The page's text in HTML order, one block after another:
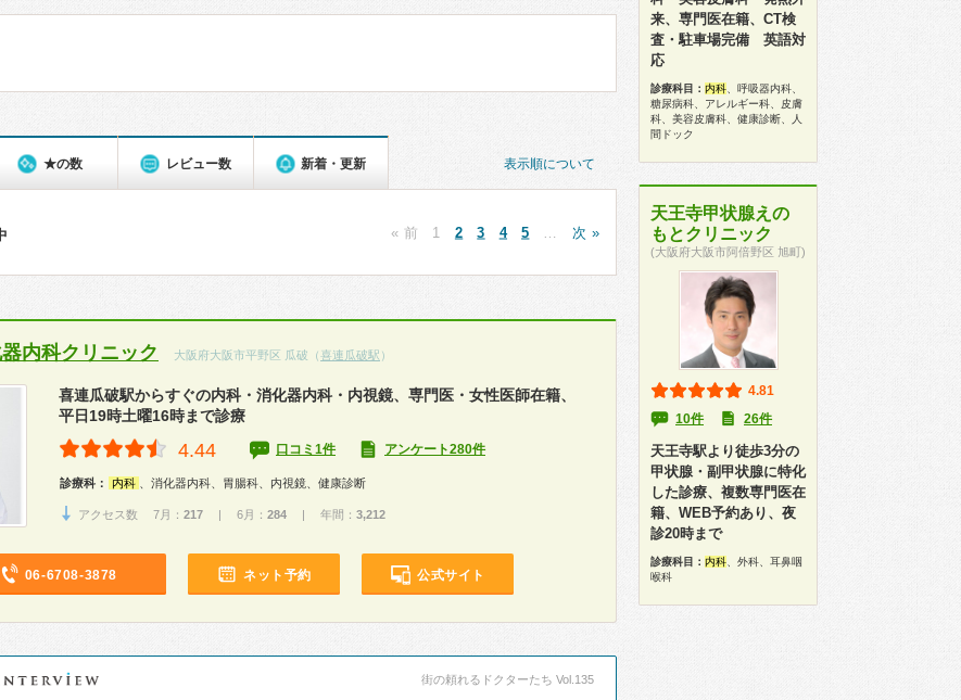
表示順について
★の数 レビュー数 新着・更新
« 前 1 2 3 4 5 次 »
内科クリニック 大阪府大阪市平野区 瓜破（喜連瓜破駅 ）
喜連瓜破駅からすぐの内科・消化器内科・内視鏡、専門医・女性医師在籍、
平日19時土曜16時まで診療
4.44 口コミ1件 アンケート280件
診療科： 内科 、消化器内科、胃腸科、内視鏡、健康診断
アクセス数 7月： 217 | 6月： 284 | 年間： 3,212
06-6708-3878 ネット予約 公式サイト
街の頼れるドクターたち Vol.135
来、専門医在籍、CT検
査・駐車場完備 英語対
応
診療科目： 内科 、呼吸器内科、
糖尿病科、アレルギー科、皮膚
科、美容皮膚科、健康診断、人
間ドック
天王寺甲状腺えの
もとクリニック
(大阪府大阪市阿倍野区 旭町)
4.81
10件
26件
天王寺駅より徒歩3分の
甲状腺・副甲状腺に特化
した診療、複数専門医在
籍、WEB予約あり、夜
診20時まで
診療科目： 内科 、外科、耳鼻咽
喉科